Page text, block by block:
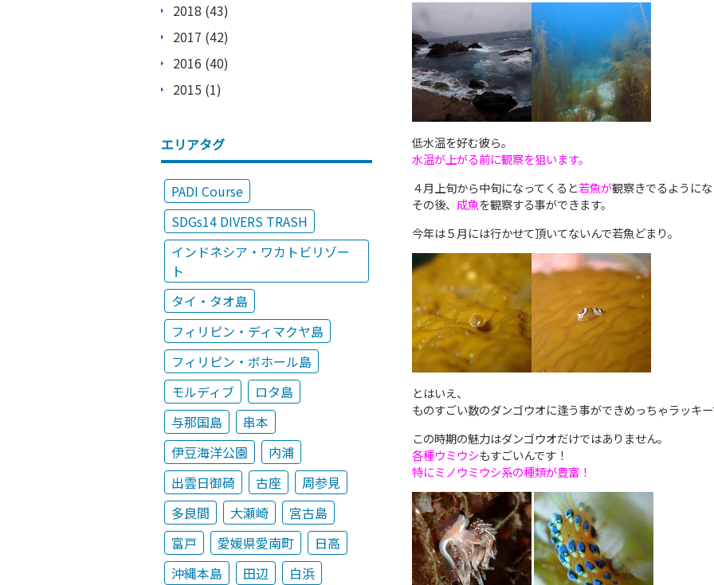
低水温を好む彼ら。
水温が上がる前に観察を狙います。
４月上旬から中旬になってくると若魚が観察きでるように
その後、 成魚を観察する事ができます。
今年は５月には行かせて頂いてないんで若魚どまり。
とはいえ、
ものすごい数のダンゴウオに逢う事ができめっちゃラッキ
この時期の魅力はダンゴウオだけではありません。
各種ウミウシもすごいんです！
特にミノウミウシ系の種類が豊富！
2018 (43)
2017 (42)
2016 (40)
2015 (1)
エリアタグ
PADI Course
SDGs14 DIVERS TRASH
インドネシア・ワカトビリゾー
ト
タイ・タオ島
フィリピン・ディマクヤ島
フィリピン・ボホール島
モルディブ
ロタ島
与那国島
串本
伊豆海洋公園
内浦
出雲日御碕
古座
周参見
多良間
大瀬崎
宮古島
富戸
愛媛県愛南町
日高
沖縄本島
田辺
白浜